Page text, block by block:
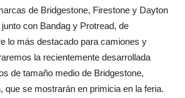
de Bridgestone, Firestone y Dayton
con Bandag y Protread, de
lo más destacado para camiones y
la recientemente desarrollada
de tamaño medio de Bridgestone,
que se mostrarán en primicia en la feria.